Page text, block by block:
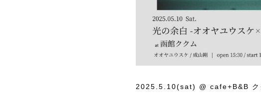
2025.5.10(sat) @ cafe+B&B ク